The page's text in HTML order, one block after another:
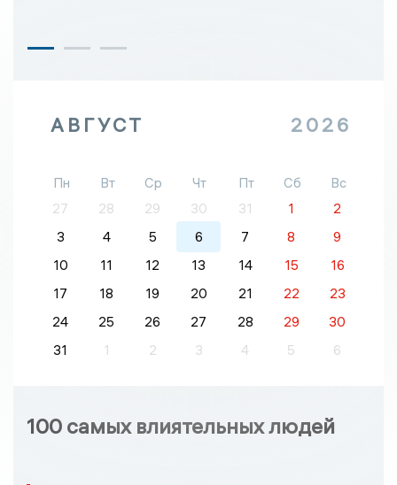
АВГУСТ 2026
Пн Вт Ср Чт Пт Сб
Вс
27
28 29 30 31 1
2
3
4 5 6 7 8
9
10
11 12 13 14 15
16
17
18 19 20 21 22
23
24
25 26 27 28 29
30
31
1 2 3 4 5 6
100 самых влиятельных людей